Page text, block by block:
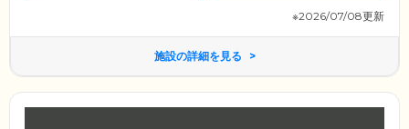
※2026/07/08更新
施設の詳細を見る